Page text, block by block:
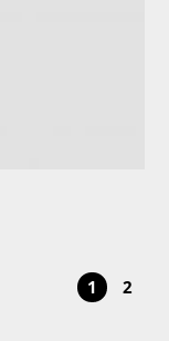
1 2